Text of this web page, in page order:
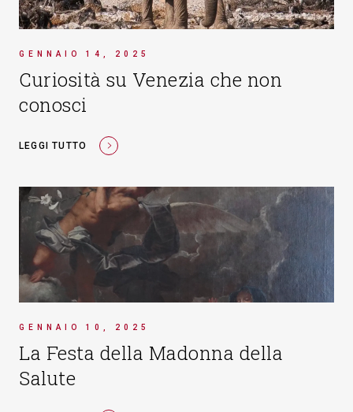
GENNAIO 14, 2025
Curiosità su Venezia che non
conosci
LEGGI TUTTO
GENNAIO 10, 2025
La Festa della Madonna della
Salute